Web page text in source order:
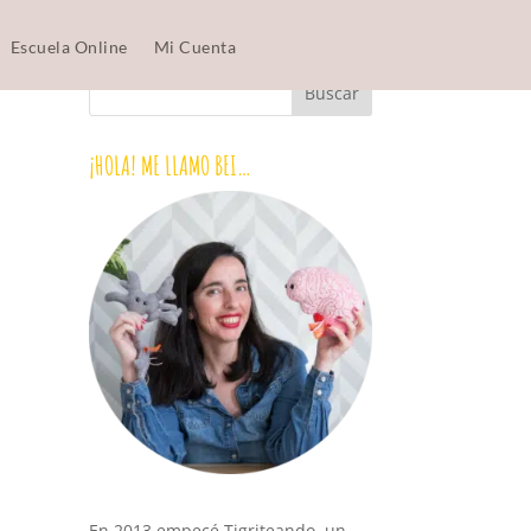
Escuela Online Mi Cuenta
¡HOLA! ME LLAMO BEI…